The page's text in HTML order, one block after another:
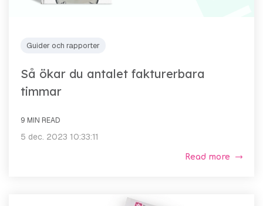
Guider och rapporter
Så ökar du antalet fakturerbara
timmar
9 MIN READ
5 dec. 2023 10:33:11
Read more